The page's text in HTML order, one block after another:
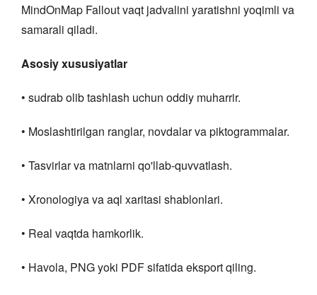
MindOnMap Fallout vaqt jadvalini yaratishni yoqimli va
samarali qiladi.
Asosiy xususiyatlar
• sudrab olib tashlash uchun oddiy muharrir.
• Moslashtirilgan ranglar, novdalar va piktogrammalar.
• Tasvirlar va matnlarni qo'llab-quvvatlash.
• Xronologiya va aql xaritasi shablonlari.
• Real vaqtda hamkorlik.
• Havola, PNG yoki PDF sifatida eksport qiling.